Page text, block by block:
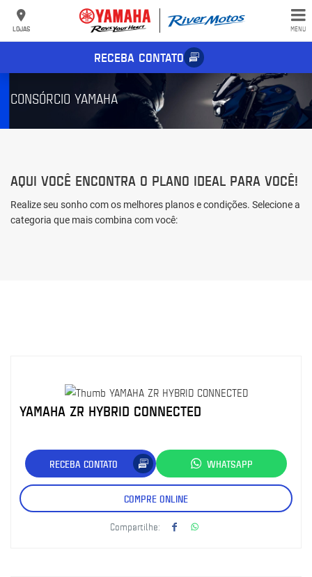
LOJAS MENU
RECEBA CONTATO
CONSÓRCIO YAMAHA
AQUI VOCÊ ENCONTRA O PLANO IDEAL PARA VOCÊ!
Realize seu sonho com os melhores planos e condições. Selecione a
categoria que mais combina com você:
YAMAHA ZR HYBRID CONNECTED
RECEBA CONTATO WHATSAPP
COMPRE ONLINE
Compartilhe: